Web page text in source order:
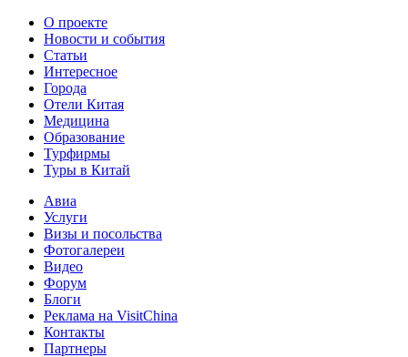
О проекте
Новости и события
Статьи
Интересное
Города
Отели Китая
Медицина
Образование
Турфирмы
Туры в Китай
Авиа
Услуги
Визы и посольства
Фотогалереи
Видео
Форум
Блоги
Реклама на VisitChina
Контакты
Партнеры